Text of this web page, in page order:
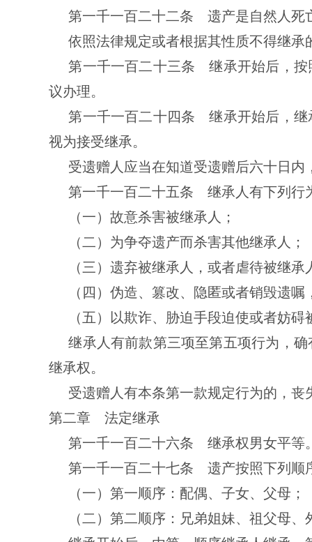
第一千一百二十二条 遗产是自然人死
依照法律规定或者根据其性质不得继承
第一千一百二十三条 继承开始后，按
议办理。
第一千一百二十四条 继承开始后，继
视为接受继承。
受遗赠人应当在知道受遗赠后六十日
第一千一百二十五条 继承人有下列行
（一）故意杀害被继承人；
（二）为争夺遗产而杀害其他继承人；
（三）遗弃被继承人，或者虐待被继
（四）伪造、篡改、隐匿或者销毁遗
（五）以欺诈、胁迫手段迫使或者妨
继承人有前款第三项至第五项行为，
继承权。
受遗赠人有本条第一款规定行为的，丧
第二章 法定继承
第一千一百二十六条 继承权男女平等
第一千一百二十七条 遗产按照下列顺
（一）第一顺序：配偶、子女、父母；
（二）第二顺序：兄弟姐妹、祖父母、